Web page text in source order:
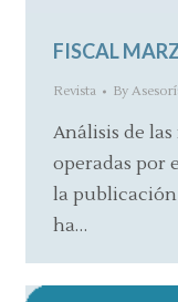
FISCAL
Revista By
Análisis de
operadas por
la publicación
ha…